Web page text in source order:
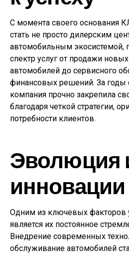
С момента своего основания
стать не просто дилерским
автомобильным экосистемой,
спектр услуг от продажи
автомобилей до сервисного
финансовых решений. За годы
компания прочно закрепила
благодаря четкой стратегии,
потребности клиентов.
Эволюция
инновации
Одним из ключевых
является их постоянное
Внедрение современных
обслуживание автомобилей